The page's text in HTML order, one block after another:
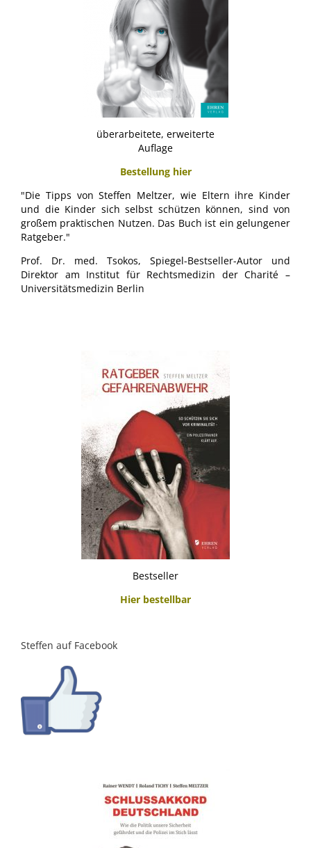
überarbeitete, erweiterte
Auflage
Bestellung hier
"Die Tipps von Steffen Meltzer, wie Eltern ihre Kinder
und die Kinder sich selbst schützen können, sind von
großem praktischen Nutzen. Das Buch ist ein gelungener
Ratgeber."
Prof. Dr. med. Tsokos, Spiegel-Bestseller-Autor und
Direktor am Institut für Rechtsmedizin der Charité –
Universitätsmedizin Berlin
Bestseller
Hier bestellbar
Steffen auf Facebook